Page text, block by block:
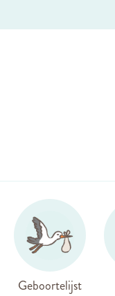
Geboortelijst